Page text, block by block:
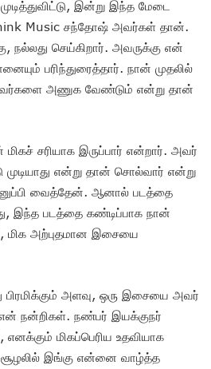
இன்று இந்த மேடை
Music சந்தோஷ் அவர்கள் தான்.
நல்லது செய்கிறார். அவருக்கு என்
பரிந்துரைத்தார். நான் முதலில்
அணுக வேண்டும் என்று தான்
சரியாக இருப்பார் என்றார். அவர்
முடியாது என்று தான் சொல்வார் என்று
வைத்தேன். ஆனால் படத்தை
இந்த படத்தை கண்டிப்பாக நான்
மிக அற்புதமான இசையை
அளவு, ஒரு இசையை அவர்
என் நன்றிகள். நண்பர் இயக்குநர்
மிகப்பெரிய உதவியாக
சூழலில் இங்கு என்னை வாழ்த்த